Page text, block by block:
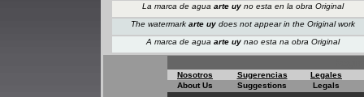
La marca de agua arte uyno esta en la obra Original
The watermark arte uydoes not appearin the Original work
A marca de agua arte uynao esta na obra Original
Nosotros Sugerencias
Legales
About Us
Suggestions Legals